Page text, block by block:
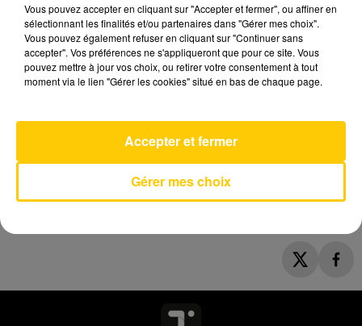
TEN SHARP
Vous pouvez accepter en cliquant sur "Accepter et fermer", ou affiner en
sélectionnant les finalités et/ou partenaires dans "Gérer mes choix".
Vous pouvez également refuser en cliquant sur "Continuer sans
accepter". Vos préférences ne s'appliqueront que pour ce site. Vous
pouvez mettre à jour vos choix, ou retirer votre consentement à tout
moment via le lien "Gérer les cookies" situé en bas de chaque page.
Gérer mes choix
Accepter et fermer